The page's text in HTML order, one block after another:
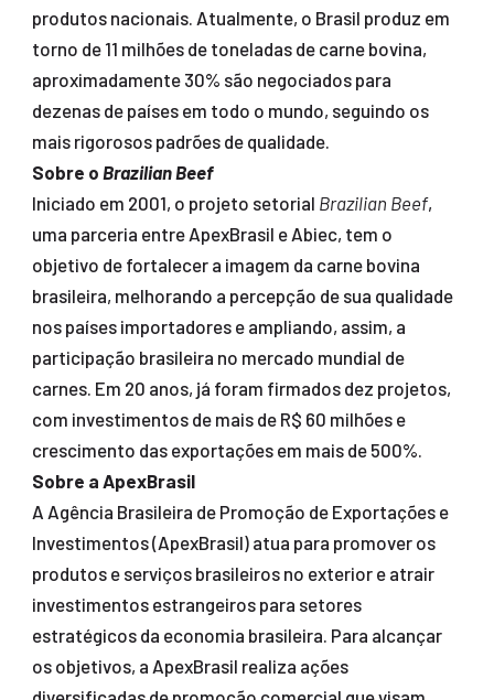
produtos nacionais. Atualmente, o Brasil produz em
torno de 11 milhões de toneladas de carne bovina,
aproximadamente 30% são negociados para
dezenas de países em todo o mundo, seguindo os
mais rigorosos padrões de qualidade.
Sobre o Brazilian Beef
Iniciado em 2001, o projeto setorial Brazilian Beef,
uma parceria entre ApexBrasil e Abiec, tem o
objetivo de fortalecer a imagem da carne bovina
brasileira, melhorando a percepção de sua qualidade
nos países importadores e ampliando, assim, a
participação brasileira no mercado mundial de
carnes. Em 20 anos, já foram firmados dez projetos,
com investimentos de mais de R$ 60 milhões e
crescimento das exportações em mais de 500%.
Sobre a ApexBrasil
A Agência Brasileira de Promoção de Exportações e
Investimentos (ApexBrasil) atua para promover os
produtos e serviços brasileiros no exterior e atrair
investimentos estrangeiros para setores
estratégicos da economia brasileira. Para alcançar
os objetivos, a ApexBrasil realiza ações